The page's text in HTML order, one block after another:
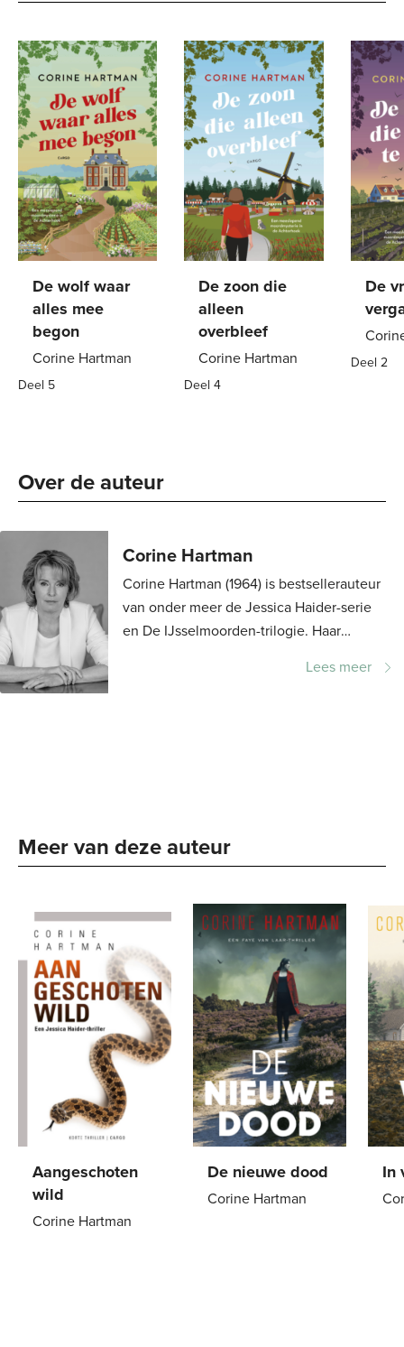
De wolf waar
alles mee
begon
Corine Hartman
Deel 5
De zoon die
alleen
overbleef
Corine Hartman
Deel 4
De
Deel 2
Over de auteur
Corine Hartman
Corine Hartman (1964) is bestsellerauteur
van onder meer de Jessica Haider-serie
en De IJsselmoorden-trilogie. Haar
voor De Gouden Strop, en ze won
Lees meer
Meer van deze auteur
Aangeschoten
wild
Corine Hartman
De nieuwe dood
Corine Hartman
In